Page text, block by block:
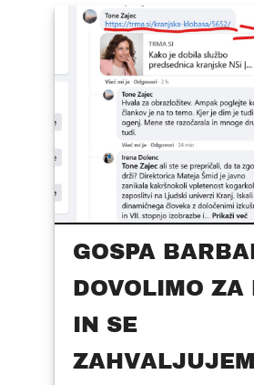
GOSPA
DOVOLIMO
IN SE